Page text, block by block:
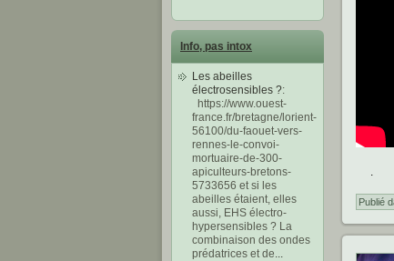
Info, pas intox
Les abeilles
électrosensibles ?:
https://www.ouest-
france.fr/bretagne/lorient-
56100/du-faouet-vers-
rennes-le-convoi-
mortuaire-de-300-
apiculteurs-bretons-
5733656 et si les
abeilles étaient, elles
aussi, EHS électro-
hypersensibles ? La
combinaison des ondes
prédatrices et de...
Publié